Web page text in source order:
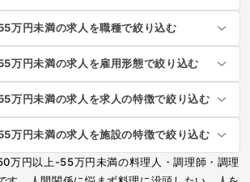
万円未満の求人を職種で絞り込む
万円未満の求人を雇用形態で絞り込む
万円未満の求人を求人の特徴で絞り込む
万円未満の求人を施設の特徴で絞り込む
万円以上-55万円未満の料理人・調理師・調理